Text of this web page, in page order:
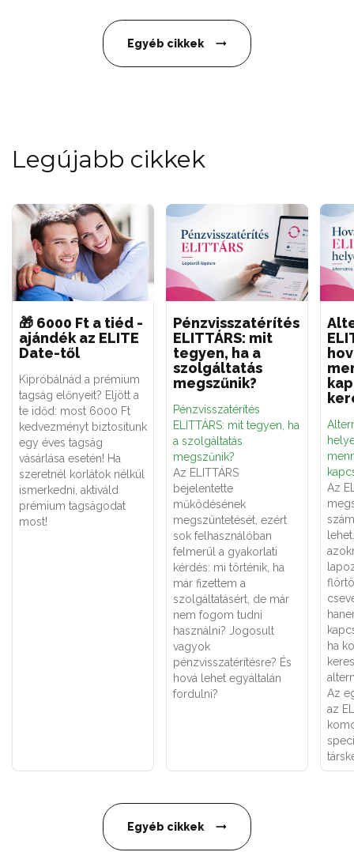
Egyéb cikkek
Legújabb cikkek
🎁 6000 Ft a tiéd -
ajándék az ELITE
Date-től
Kipróbálnád a prémium
tagság előnyeit? Eljött a
te időd: most 6000 Ft
kedvezményt biztosítunk
egy éves tagság
vásárlása esetén! Ha
szeretnél korlátok nélkül
ismerkedni, aktiváld
prémium tagságodat
most!
Pénzvisszatérítés
ELITTÁRS: mit
tegyen, ha a
szolgáltatás
megszűnik?
Pénzvisszatérítés
ELITTÁRS: mit tegyen, ha
a szolgáltatás
megszűnik?
Az ELITTÁRS
bejelentette
működésének
megszüntetését, ezért
sok felhasználóban
felmerül a gyakorlati
kérdés: mi történik, ha
már fizettem a
szolgáltatásért, de már
nem fogom tudni
használni? Jogosult
vagyok
pénzvisszatérítésre? És
hová lehet egyáltalán
fordulni?
Az
ha
Az
az
Egyéb cikkek